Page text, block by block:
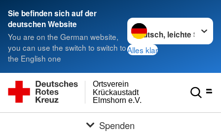
Sie befinden sich auf der
deutschen Website
You are on the German website,
you can use the switch to switch to
the English one
Sprache wechseln zu
Alles klar
Elmshorn e.V.
Krückaustadt
Ortsverein
Spenden